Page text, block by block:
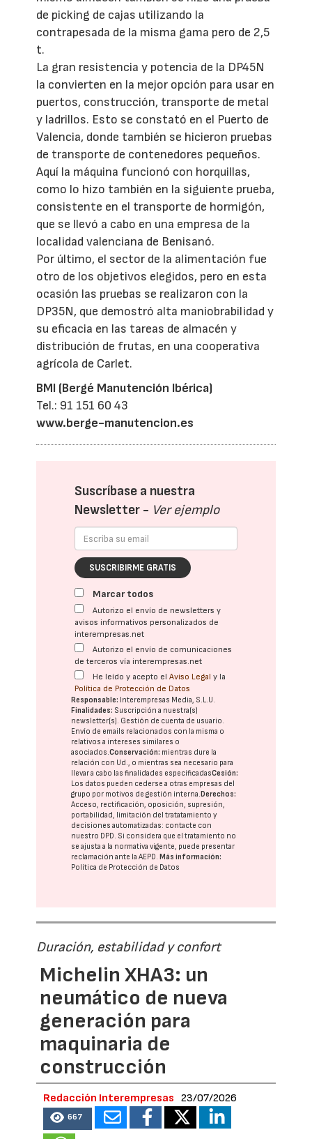
de picking de cajas utilizando la
contrapesada de la misma gama pero de 2,5
t.
La gran resistencia y potencia de la DP45N
la convierten en la mejor opción para usar en
puertos, construcción, transporte de metal
y ladrillos. Esto se constató en el Puerto de
Valencia, donde también se hicieron pruebas
de transporte de contenedores pequeños.
Aquí la máquina funcionó con horquillas,
como lo hizo también en la siguiente prueba,
consistente en el transporte de hormigón,
que se llevó a cabo en una empresa de la
localidad valenciana de Benisanó.
Por último, el sector de la alimentación fue
otro de los objetivos elegidos, pero en esta
ocasión las pruebas se realizaron con la
DP35N, que demostró alta maniobrabilidad y
su eficacia en las tareas de almacén y
distribución de frutas, en una cooperativa
agrícola de Carlet.
BMI (Bergé Manutención Ibérica)
Tel.: 91 151 60 43
www.berge-manutencion.es
Suscríbase a nuestra
Newsletter - Ver ejemplo
SUSCRIBIRME GRATIS
Marcar todos
Autorizo el envío de newsletters y
avisos informativos personalizados de
interempresas.net
Autorizo el envío de comunicaciones
de terceros vía interempresas.net
He leído y acepto elAviso Legal y la
Política de Protección de Datos
Responsable: Interempresas Media, S.L.U.
Finalidades: Suscripción a nuestra(s)
newsletter(s). Gestión de cuenta de usuario.
Envío de emails relacionados con la misma o
relativos a intereses similares o
asociados.Conservación: mientras dure la
relación con Ud., o mientras sea necesario para
llevar a cabo las finalidades especificadasCesión:
Los datos pueden cederse a otras empresas del
grupo por motivos de gestión interna. Derechos:
Acceso, rectificación, oposición, supresión,
portabilidad, limitación del tratatamiento y
decisiones automatizadas: contacte con
nuestro DPD. Si considera que el tratamiento no
se ajusta a la normativa vigente, puede presentar
reclamación ante laAEPD. Más información:
Política de Protección de Datos
Duración, estabilidad y confort
Michelin XHA3: un
neumático de nueva
generación para
maquinaria de
construcción
Redacción Interempresas 23/07/2026
667